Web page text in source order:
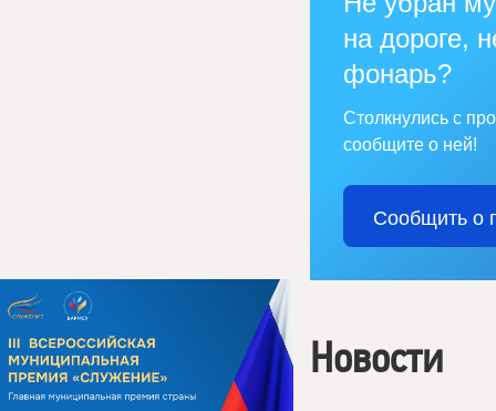
на дороге,
фонарь?
Столкнулись с
сообщите о ней!
Сообщить о
Новости